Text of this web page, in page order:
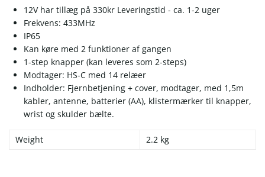
12V har tillæg på 330kr Leveringstid - ca. 1-2 uger
Frekvens: 433MHz
IP65
Kan køre med 2 funktioner af gangen
1-step knapper (kan leveres som 2-steps)
Modtager: HS-C med 14 relæer
Indholder: Fjernbetjening + cover, modtager, med 1,5m
kabler, antenne, batterier (AA), klistermærker til knapper,
wrist og skulder bælte.
Weight 2.2 kg